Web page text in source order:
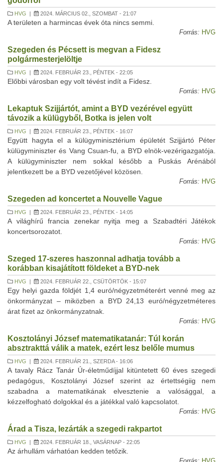
HVG | 2024. MÁRCIUS 02., SZOMBAT - 21:07
A területen a harmincas évek óta nincs semmi.
Forrás: HVG
Szegeden és Pécsett is megvan a Fidesz
polgármesterjelöltje
HVG | 2024. FEBRUÁR 23., PÉNTEK - 22:05
Előbbi városban egy volt tévést indít a Fidesz.
Forrás: HVG
Lekaptuk Szijjártót, amint a BYD vezérével együtt
távozik a külügyből, Botka is jelen volt
HVG | 2024. FEBRUÁR 23., PÉNTEK - 16:07
Együtt hagyta el a külügyminisztérium épületét Szijjártó Péter
külügyminiszter és Vang Csuan-fu, a BYD elnök-vezérigazgatója.
A külügyminiszter nem sokkal később a Puskás Arénából
jelentkezett be a BYD vezetőjével közösen.
Forrás: HVG
Szegeden ad koncertet a Nouvelle Vague
HVG | 2024. FEBRUÁR 23., PÉNTEK - 14:05
A világhírű francia zenekar nyitja meg a Szabadtéri Játékok
koncertsorozatot.
Forrás: HVG
Szeged 17-szeres haszonnal adhatja tovább a
korábban kisajátított földeket a BYD-nek
HVG | 2024. FEBRUÁR 22., CSÜTÖRTÖK - 15:07
Egy helyi gazda földjét 1,4 euró/négyzetméterért venné meg az
önkormányzat – miközben a BYD 24,13 euró/négyzetméteres
árat fizet az önkormányzatnak.
Forrás: HVG
Kosztolányi József matematikatanár: Túl korán
absztrakttá válik a matek, ezért lesz belőle mumus
HVG | 2024. FEBRUÁR 21., SZERDA - 16:06
A tavaly Rácz Tanár Úr-életműdíjjal kitüntetett 60 éves szegedi
pedagógus, Kosztolányi József szerint az értettségiig nem
szabadna a matematikának elvesztenie a valósággal, a
kézzelfogható dolgokkal és a játékkal való kapcsolatot.
Forrás: HVG
Árad a Tisza, lezárták a szegedi rakpartot
HVG | 2024. FEBRUÁR 18., VASÁRNAP - 22:05
Az árhullám várhatóan kedden tetőzik.